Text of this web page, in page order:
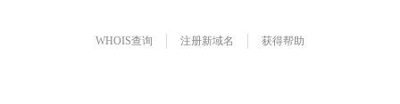
WHOIS查询 注册新域名 获得帮助